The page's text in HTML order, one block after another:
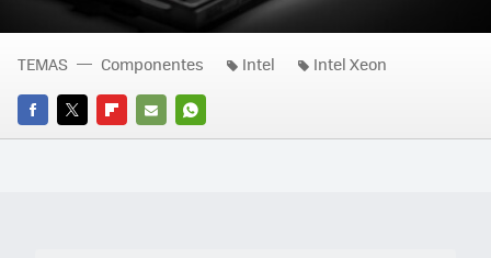
FACEBOOK
TWITTERFLIPBOARD
E-
WHATSAPP
TEMAS Componentes Intel Intel Xeon